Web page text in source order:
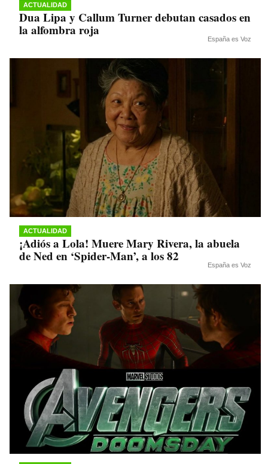
ACTUALIDAD
Dua Lipa y Callum Turner debutan casados en
la alfombra roja
España es Voz
ACTUALIDAD
¡Adiós a Lola! Muere Mary Rivera, la abuela
de Ned en ‘Spider-Man’, a los 82
España es Voz